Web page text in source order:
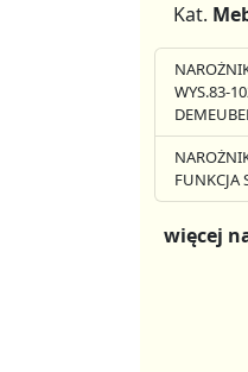
Kat.
WYS.83-
FUNKCJA
więcej